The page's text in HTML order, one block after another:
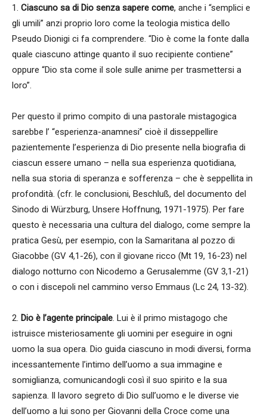
1. Ciascuno sa di Dio senza sapere come, anche i “semplici e
gli umili” anzi proprio loro come la teologia mistica dello
Pseudo Dionigi ci fa comprendere. “Dio è come la fonte dalla
quale ciascuno attinge quanto il suo recipiente contiene”
oppure “Dio sta come il sole sulle anime per trasmettersi a
loro”.
Per questo il primo compito di una pastorale mistagogica
sarebbe l’ “esperienza-anamnesi” cioè il disseppellire
pazientemente l’esperienza di Dio presente nella biografia di
ciascun essere umano – nella sua esperienza quotidiana,
nella sua storia di speranza e sofferenza – che è seppellita in
profondità. (cfr. le conclusioni, Beschluß, del documento del
Sinodo di Würzburg, Unsere Hoffnung, 1971-1975). Per fare
questo è necessaria una cultura del dialogo, come sempre la
pratica Gesù, per esempio, con la Samaritana al pozzo di
Giacobbe (GV 4,1-26), con il giovane ricco (Mt 19, 16-23) nel
dialogo notturno con Nicodemo a Gerusalemme (GV 3,1-21)
o con i discepoli nel cammino verso Emmaus (Lc 24, 13-32).
2. Dio è l’agente principale. Lui è il primo mistagogo che
istruisce misteriosamente gli uomini per eseguire in ogni
uomo la sua opera. Dio guida ciascuno in modi diversi, forma
incessantemente l’intimo dell’uomo a sua immagine e
somiglianza, comunicandogli così il suo spirito e la sua
sapienza. Il lavoro segreto di Dio sull’uomo e le diverse vie
dell’uomo a lui sono per Giovanni della Croce come una